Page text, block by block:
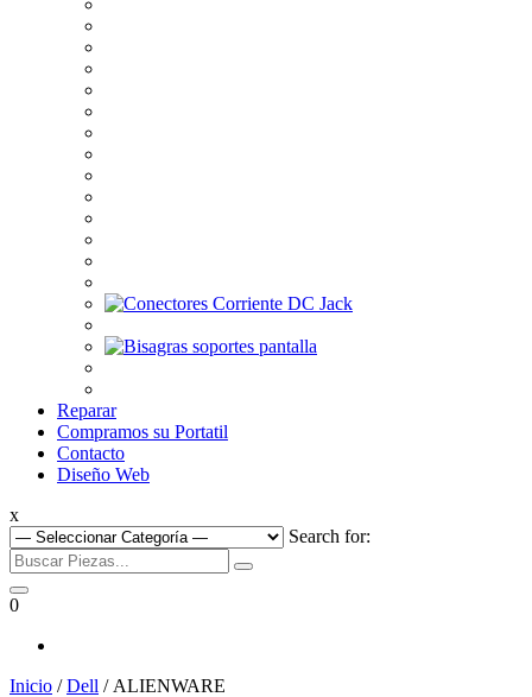
Reparar
Compramos su Portatil
Contacto
Diseño Web
x
Search for:
0
Inicio /Dell / ALIENWARE